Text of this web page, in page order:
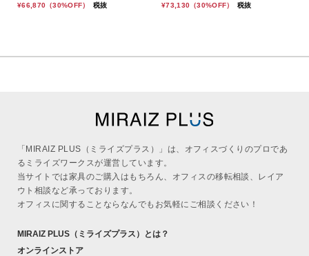
¥66,870 （30%OFF） 税抜
¥73,130 （30%OFF） 税抜
「MIRAIZ PLUS（ミライズプラス）」は、オフィスづくりのプロであ
るミライズワークスが運営しています。
当サイトでは家具のご購入はもちろん、オフィスの移転相談、レイア
ウト相談など承っております。
オフィスに関することならなんでもお気軽にご相談ください！
MIRAIZ PLUS （ミライズプラス）
とは？
オンラインストア